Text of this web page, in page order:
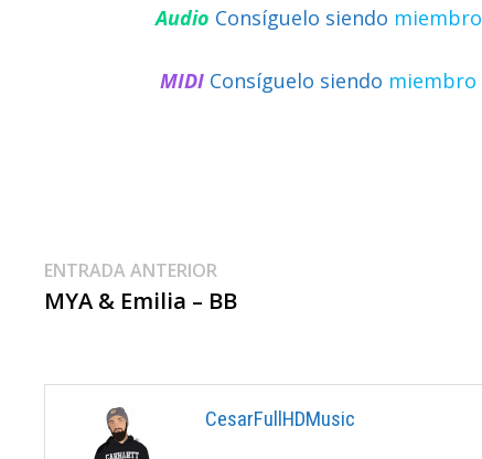
Audio Consíguelo siendo miembro
MIDI Consíguelo siendo miembro
Navegación
De
ENTRADA ANTERIOR
anterior:
MYA & Emilia – BB
CesarFullHDMusic